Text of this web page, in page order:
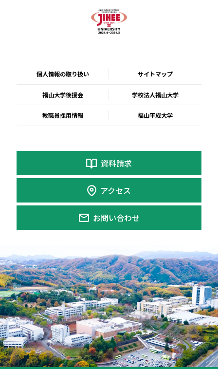
個人情報の取り扱い サイトマップ
福山大学後援会 学校法人福山大学
教職員採用情報 福山平成大学
資料請求
アクセス
お問い合わせ